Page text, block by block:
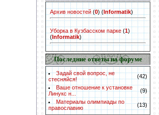
Архив новостей (0) (Informatik)
Уборка в Кузбасском парке (1)
(Informatik)
Последние ответы на форуме
Задай свой вопрос, не
стесняйся!
(42)
Ваше отношение к установке
Линукс н...
(9)
Материалы олимпиады по
православию
(13)